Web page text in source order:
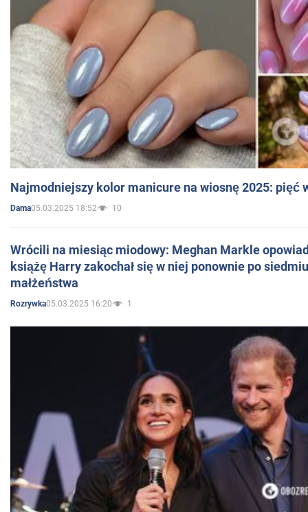
Najmodniejszy kolor manicure na wiosnę 2025: pięć
Dama05.03.2025 18:52 10
Wrócili na miesiąc miodowy: Meghan Markle
książę Harry zakochał się w niej ponownie po
małżeństwa
Rozrywka05.03.2025 16:20 1